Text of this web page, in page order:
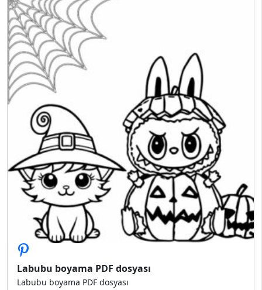
Labubu boyama PDF dosyası
Labubu boyama PDF dosyası